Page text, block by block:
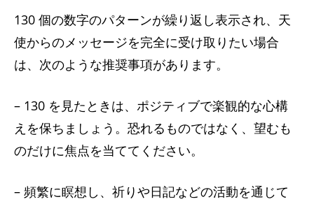
130 個の数字のパターンが繰り返し表示され、天
使からのメッセージを完全に受け取りたい場合
は、次のような推奨事項があります。
– 130 を見たときは、ポジティブで楽観的な心構
えを保ちましょう。恐れるものではなく、望むも
のだけに焦点を当ててください。
– 頻繁に瞑想し、祈りや日記などの活動を通じて